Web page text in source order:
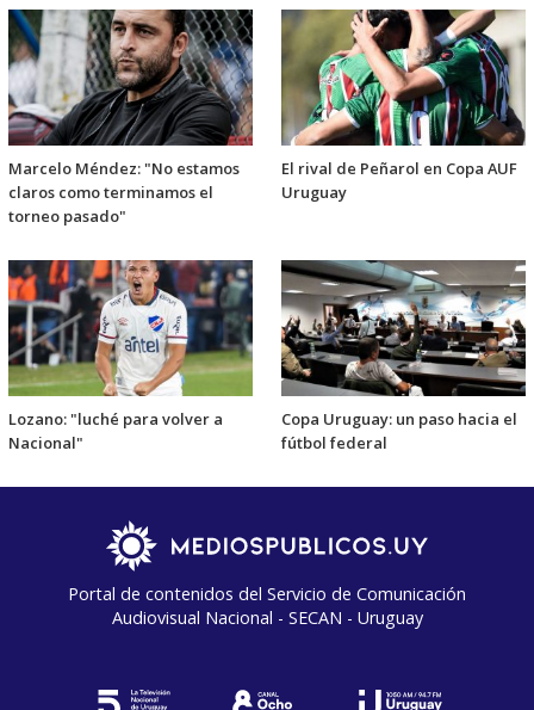
Marcelo Méndez: "No estamos
claros como terminamos el
torneo pasado"
El rival de Peñarol en Copa AUF
Uruguay
Lozano: "luché para volver a
Nacional"
Copa Uruguay: un paso hacia el
fútbol federal
Portal de contenidos del Servicio de Comunicación
Audiovisual Nacional - SECAN - Uruguay